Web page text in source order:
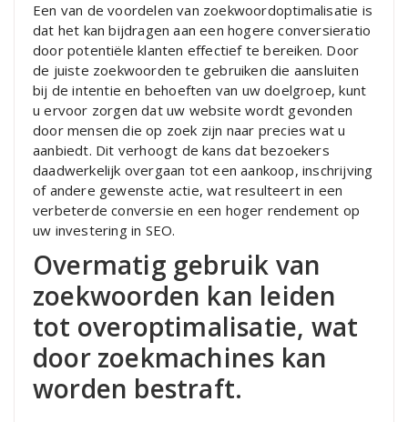
Een van de voordelen van zoekwoordoptimalisatie is
dat het kan bijdragen aan een hogere conversieratio
door potentiële klanten effectief te bereiken. Door
de juiste zoekwoorden te gebruiken die aansluiten
bij de intentie en behoeften van uw doelgroep, kunt
u ervoor zorgen dat uw website wordt gevonden
door mensen die op zoek zijn naar precies wat u
aanbiedt. Dit verhoogt de kans dat bezoekers
daadwerkelijk overgaan tot een aankoop, inschrijving
of andere gewenste actie, wat resulteert in een
verbeterde conversie en een hoger rendement op
uw investering in SEO.
Overmatig gebruik van
zoekwoorden kan leiden
tot overoptimalisatie, wat
door zoekmachines kan
worden bestraft.